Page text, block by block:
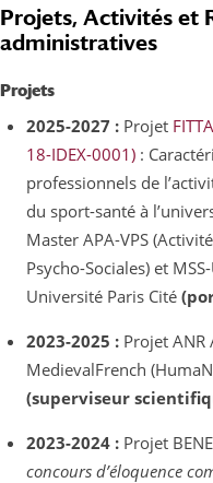
Projets, Activités et
administratives
Projets
2025-2027 :Projet
18-IDEX-0001):
professionnels de
du sport-santé à
Master APA-VPS
Psycho-Sociales) et
Université Paris Cité
2023-2025 :Projet ANR
MedievalFrench
(superviseur
2023-2024 :Projet
concours d’éloquence